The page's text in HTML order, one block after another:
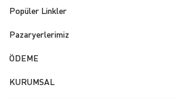
Popüler Linkler
Pazaryerlerimiz
ÖDEME
KURUMSAL